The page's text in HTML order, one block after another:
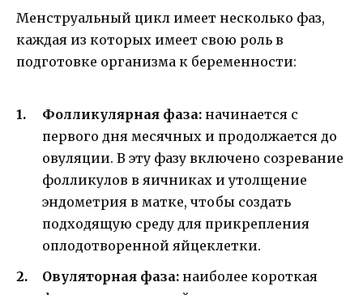
Менструальный цикл имеет несколько фаз,
каждая из которых имеет свою роль в
подготовке организма к беременности:
Фолликулярная фаза: начинается с
первого дня месячных и продолжается до
овуляции. В эту фазу включено созревание
фолликулов в яичниках и утолщение
эндометрия в матке, чтобы создать
подходящую среду для прикрепления
оплодотворенной яйцеклетки.
Овуляторная фаза: наиболее короткая